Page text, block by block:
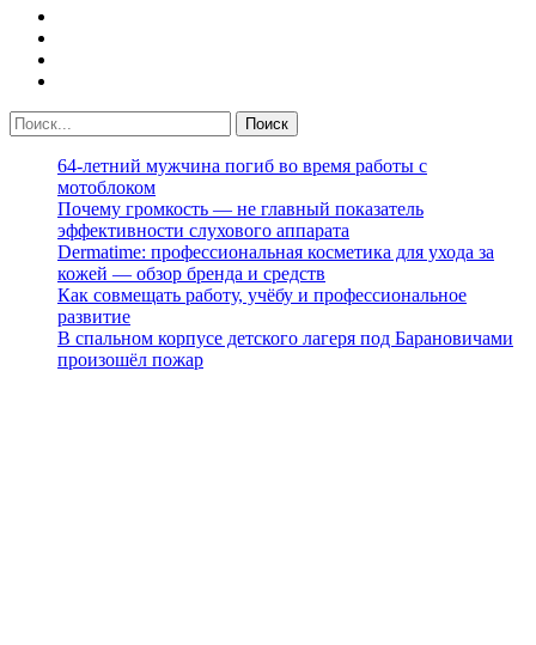
64-летний мужчина погиб во время работы с
мотоблоком
Почему громкость — не главный показатель
эффективности слухового аппарата
Dermatime: профессиональная косметика для ухода за
кожей — обзор бренда и средств
Как совмещать работу, учёбу и профессиональное
развитие
В спальном корпусе детского лагеря под Барановичами
произошёл пожар